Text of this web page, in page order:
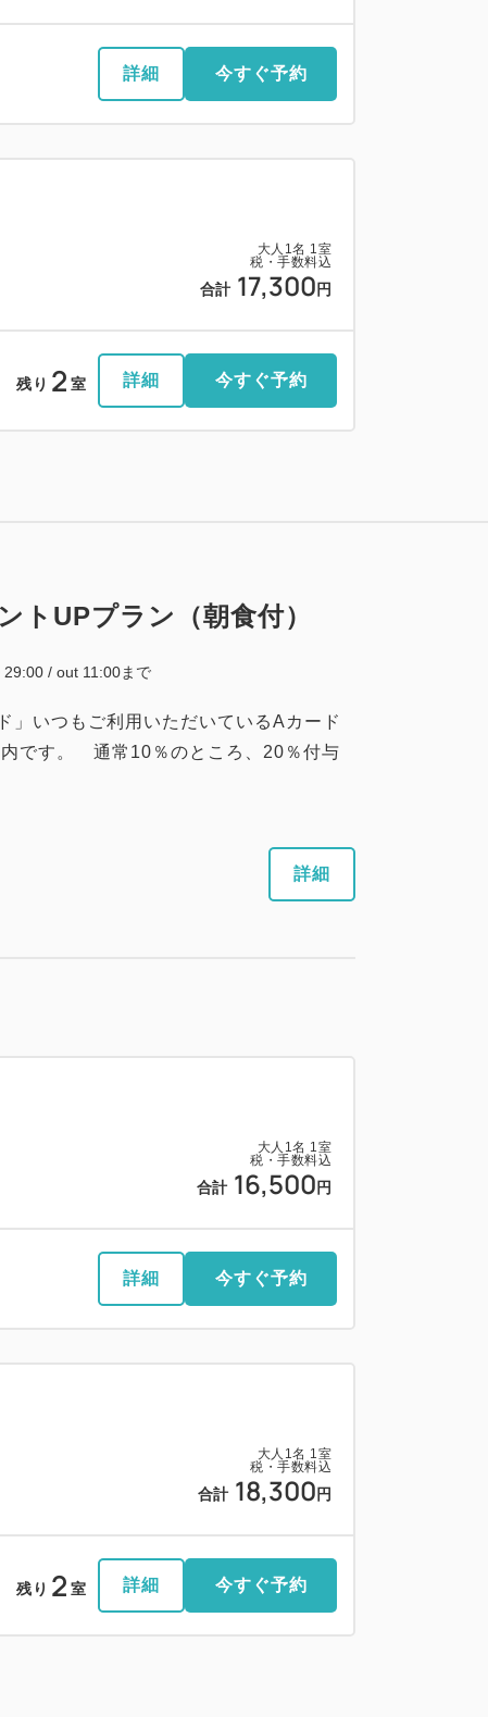
詳細 今すぐ予約
大人 1名 1室
税・手数料込
合計 17,300 円
残り 2 室 詳細 今すぐ予約
トUPプラン（朝食付）
29:00 / out 11:00まで
」いつもご利用いただいているAカード
です。 通常10％のところ、20％付与
詳細
大人 1名 1室
税・手数料込
合計 16,500 円
詳細 今すぐ予約
大人 1名 1室
税・手数料込
合計 18,300 円
残り 2 室 詳細 今すぐ予約